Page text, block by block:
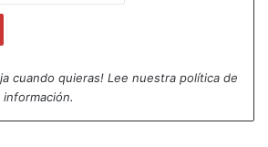
cuando quieras! Lee nuestra política de
información.